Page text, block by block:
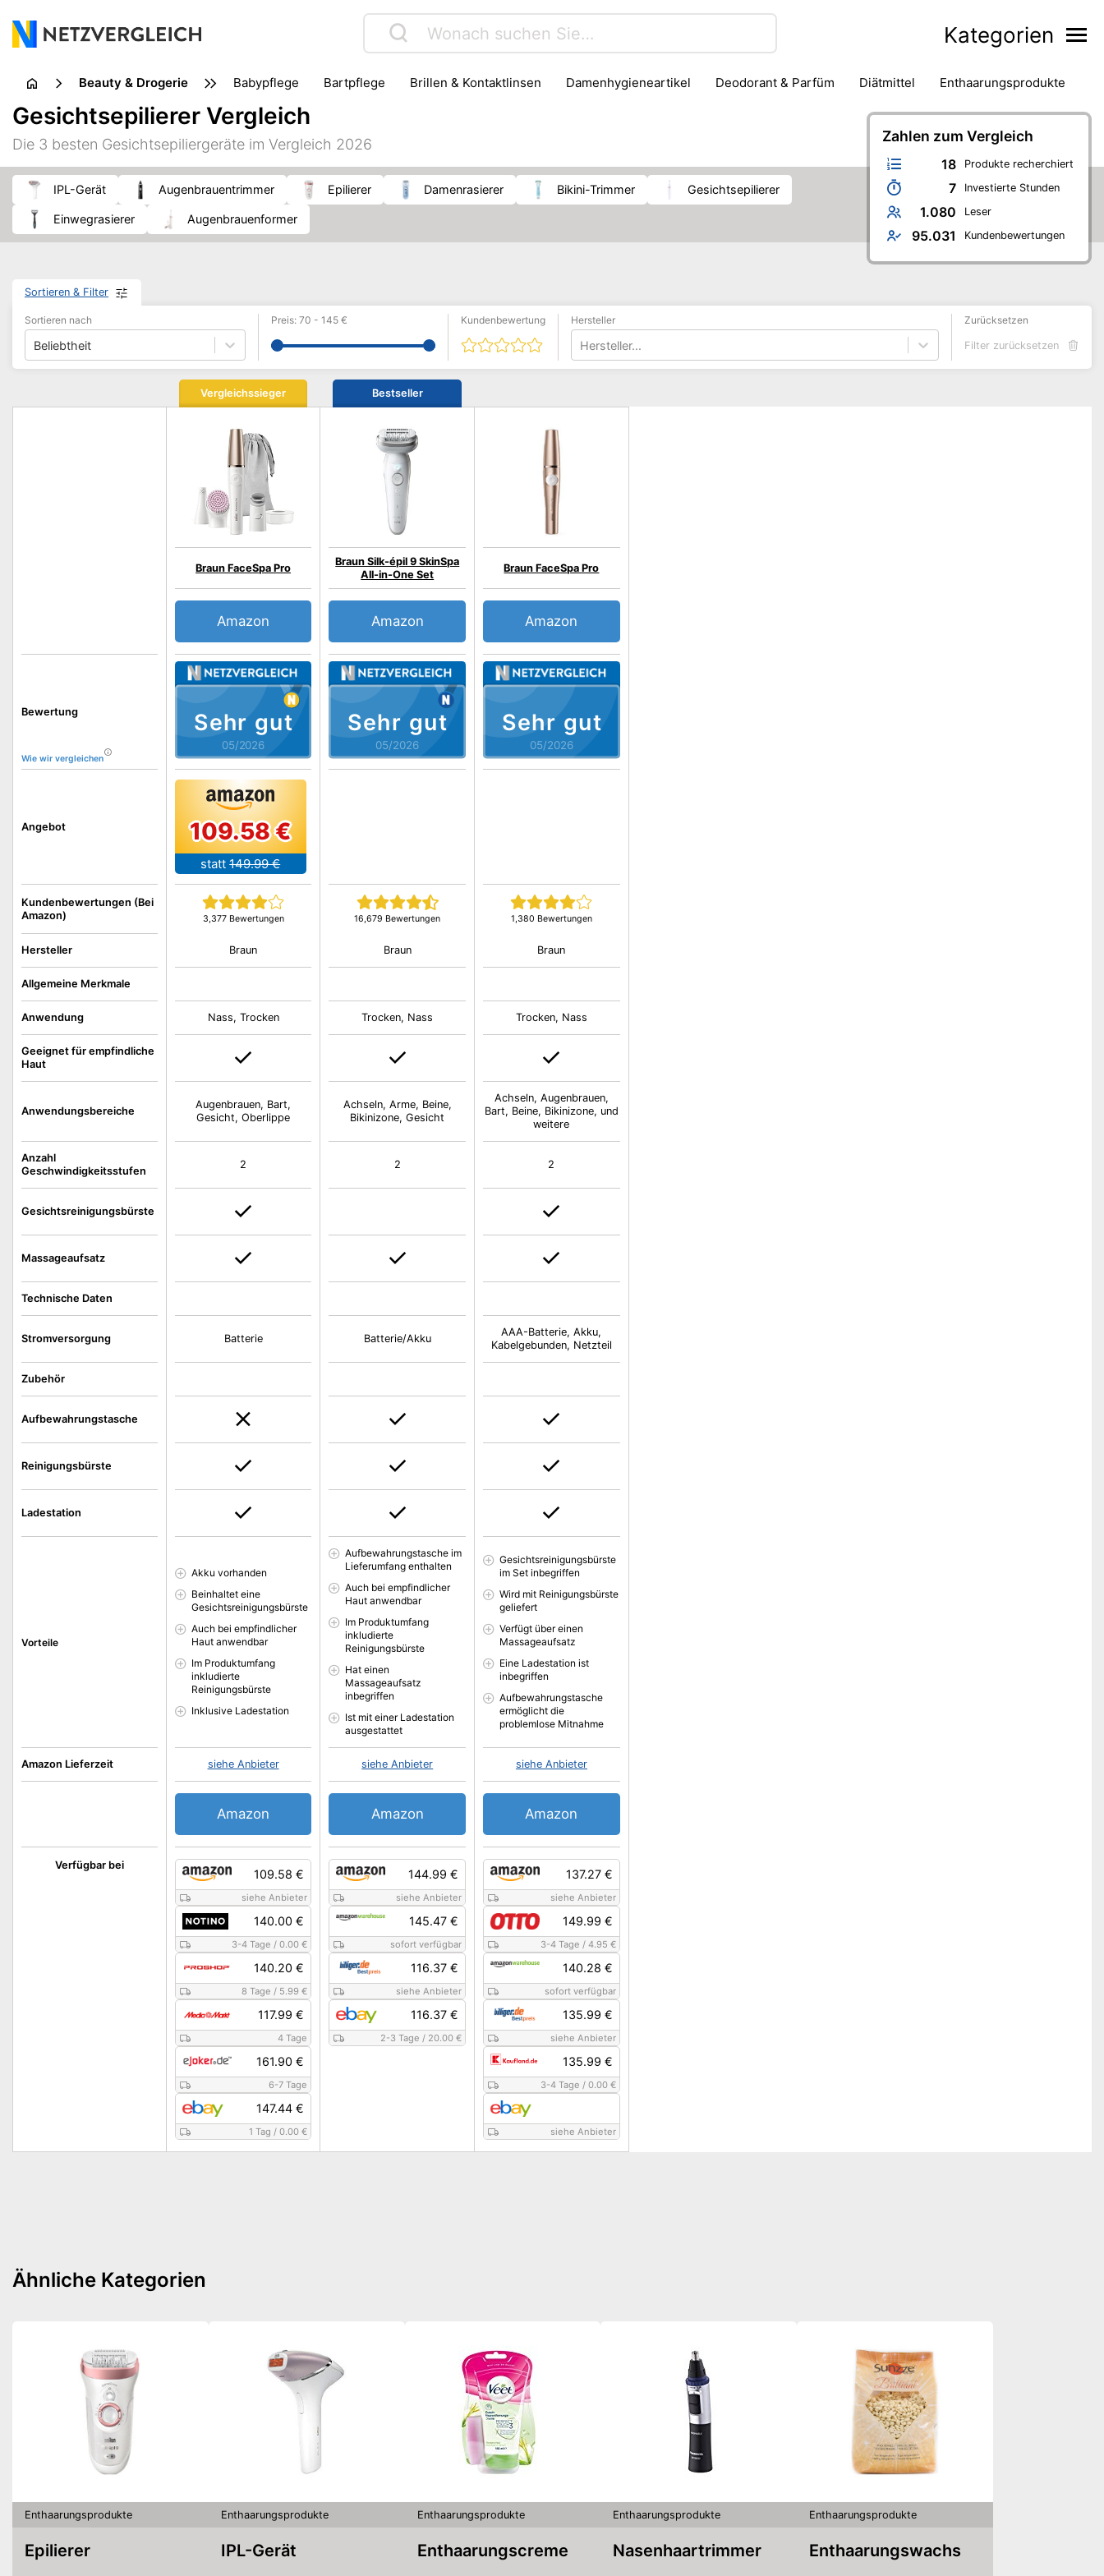
Kategorien
Beauty & Drogerie Babypflege Bartpflege Brillen & Kontaktlinsen Damenhygieneartikel Deodorant & Parfüm Diätmittel
Enthaarungsprodukte
Erotik
Fußpflege
Hautpflege
Insektenbisse & Insektenstiche
Intimpflege Kosmetik
Nagelpflege
Verhütung & Familienplanung
Wärmetherapie
Waschmittel
Zahlen zum Vergleich
18 Produkte recherchiert
7 Investierte Stunden
1.080 Leser
95.031 Kundenbewertungen
Gesichtsepilierer Vergleich
Die 3 besten Gesichtsepiliergeräte im Vergleich 2026
IPL-Gerät Augenbrauentrimmer Epilierer Damenrasierer Bikini-Trimmer Gesichtsepilierer
Einwegrasierer Augenbrauenformer
Sortieren & Filter
Sortieren nach
Beliebtheit
Preis: 70 - 145 € Kundenbewertung Hersteller
Hersteller...
Zurücksetzen
Filter zurücksetzen
Bewertung
Wie wir vergleichen
Kundenbewertungen (Bei
Amazon)
Angebot
Verfügbar bei
Hersteller
Allgemeine Merkmale
Anwendung
Geeignet für empfindliche
Haut
Anwendungsbereiche
Anzahl
Geschwindigkeitsstufen
Gesichtsreinigungsbürste
Massageaufsatz
Technische Daten
Stromversorgung
Zubehör
Aufbewahrungstasche
Reinigungsbürste
Ladestation
Vorteile
Amazon Lieferzeit
Vergleichssieger
Sehr gut
05/2026
Braun FaceSpa Pro
3,377 Bewertungen
Amazon
109.58 €
statt 149.99 €
109.58 €
siehe Anbieter
140.00 €
3-4 Tage /0.00 €
140.20 €
8 Tage / 5.99 €
117.99 €
4 Tage
161.90 €
6-7 Tage
147.44 €
1 Tag /0.00 €
Braun
Nass, Trocken
Augenbrauen, Bart,
Gesicht, Oberlippe
2
Batterie
Akku vorhanden
Beinhaltet eine
Gesichtsreinigungsbürste
Auch bei empfindlicher
Haut anwendbar
Im Produktumfang
inkludierte
Reinigungsbürste
Inklusive Ladestation
siehe Anbieter
Amazon
Bestseller
Sehr gut
05/2026
Braun Silk-épil 9 SkinSpa
All-in-One Set
16,679 Bewertungen
Amazon
144.99 €
siehe Anbieter
145.47 €
sofort verfügbar
116.37 €
siehe Anbieter
116.37 €
2-3 Tage / 20.00 €
Braun
Trocken, Nass
Achseln, Arme, Beine,
Bikinizone, Gesicht
2
Batterie/Akku
Aufbewahrungstasche im
Lieferumfang enthalten
Auch bei empfindlicher
Haut anwendbar
Im Produktumfang
inkludierte
Reinigungsbürste
Hat einen
Massageaufsatz
inbegriffen
Ist mit einer Ladestation
ausgestattet
siehe Anbieter
Amazon
Sehr gut
05/2026
Braun FaceSpa Pro
1,380 Bewertungen
Amazon
137.27 €
siehe Anbieter
149.99 €
3-4 Tage / 4.95 €
140.28 €
sofort verfügbar
135.99 €
siehe Anbieter
135.99 €
3-4 Tage / 0.00 €
siehe Anbieter
Braun
Trocken, Nass
Achseln, Augenbrauen,
Bart, Beine, Bikinizone, und
weitere
2
AAA-Batterie, Akku,
Kabelgebunden, Netzteil
Gesichtsreinigungsbürste
im Set inbegriffen
Wird mit Reinigungsbürste
geliefert
Verfügt über einen
Massageaufsatz
Eine Ladestation ist
inbegriffen
Aufbewahrungstasche
ermöglicht die
problemlose Mitnahme
siehe Anbieter
Amazon
Ähnliche Kategorien
Enthaarungsprodukte
Epilierer
Enthaarungsprodukte
IPL-Gerät
Enthaarungsprodukte
Enthaarungscreme
Enthaarungsprodukte
Nasenhaartrimmer
Enthaarungsprodukte
Enthaarungswachs